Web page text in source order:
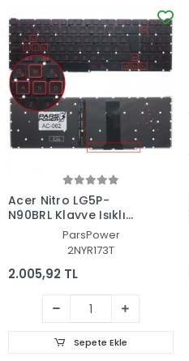
Acer Nitro LG5P-
N90BRL Klavye Işıklı
(Siyah TR)ParsPower
2NYR173T
2.005,92 TL
Sepete Ekle